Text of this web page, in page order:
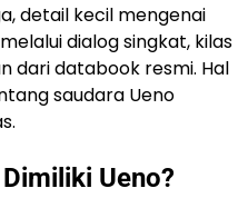
detail kecil mengenai
dialog singkat, kilas
dari databook resmi. Hal
saudara Ueno
Ueno?